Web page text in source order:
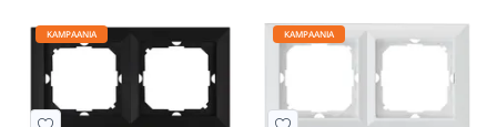
KAMPAANIA KAMPAANIA